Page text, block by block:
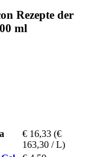
Rezepte der
ml
€ 16,33 (€
163,30 / L)